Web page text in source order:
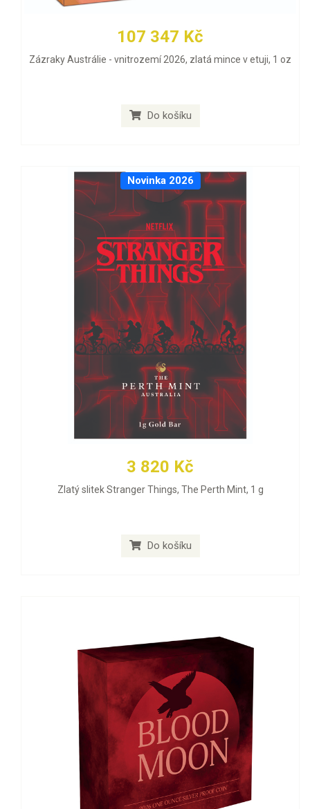
107 347 Kč
Zázraky Austrálie - vnitrozemí 2026, zlatá mince v etuji, 1 oz
Do košíku
Novinka 2026
3 820 Kč
Zlatý slitek Stranger Things, The Perth Mint, 1 g
Do košíku